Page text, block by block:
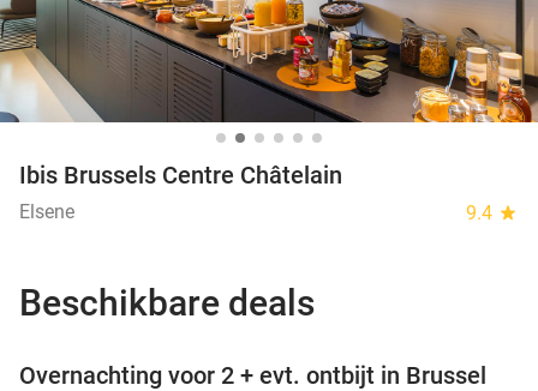
Ibis Brussels Centre Châtelain
Elsene 9.4 star
Beschikbare deals
Overnachting voor 2 + evt. ontbijt in Brussel